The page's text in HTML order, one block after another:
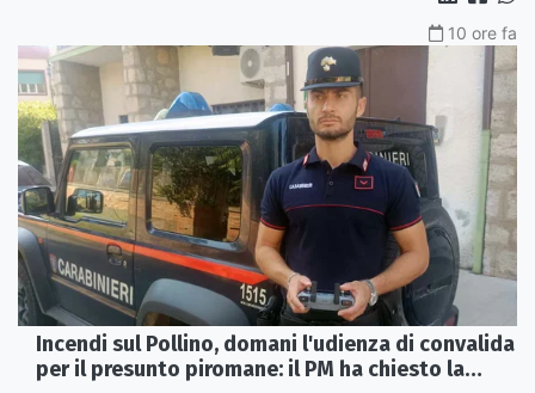
10 ore fa
Incendi sul Pollino, domani l'udienza di convalida
per il presunto piromane: il PM ha chiesto la